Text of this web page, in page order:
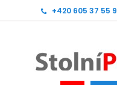
+420 605 37 55